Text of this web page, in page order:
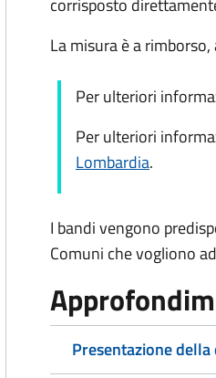
corrisposto
La misura è a
Per ulteriori
Per ulteriori
Lombardia.
I bandi vengono
Comuni che vogliono
Presentazione